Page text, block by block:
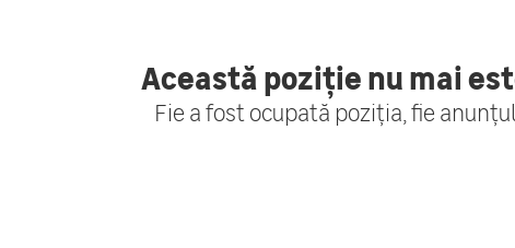
Această poziție nu mai
Fie a fost ocupată poziția, fie